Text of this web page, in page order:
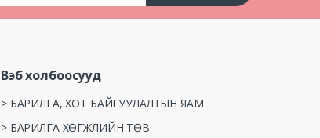
Вэб холбоосууд
> БАРИЛГА, ХОТ БАЙГУУЛАЛТЫН ЯАМ
> БАРИЛГА ХӨГЖЛИЙН ТӨВ